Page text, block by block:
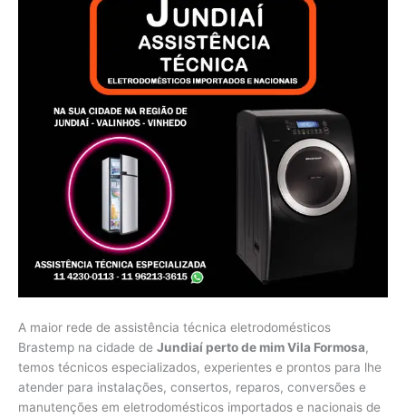
A maior rede de assistência técnica eletrodomésticos
Brastemp na cidade de Jundiaí perto de mim Vila Formosa,
temos técnicos especializados, experientes e prontos para lhe
atender para instalações, consertos, reparos, conversões e
manutenções em eletrodomésticos importados e nacionais de